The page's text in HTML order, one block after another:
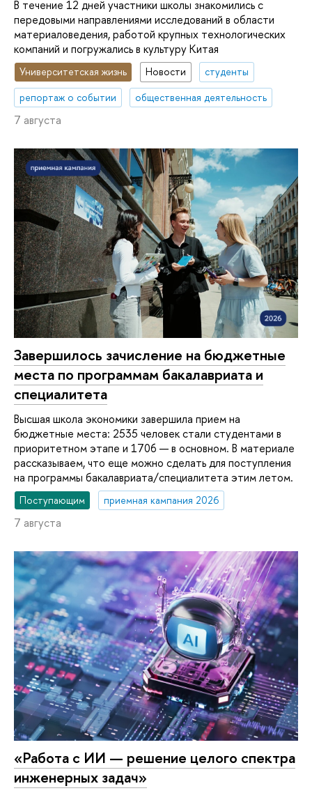
В течение 12 дней участники школы знакомились с
передовыми направлениями исследований в области
материаловедения, работой крупных технологических
компаний и погружались в культуру Китая
Университетская жизнь Новости
студенты
репортаж о событии
общественная деятельность
7 августа
Завершилось зачисление на бюджетные
места по программам бакалавриата и
специалитета
Высшая школа экономики завершила прием на
бюджетные места: 2535 человек стали студентами в
приоритетном этапе и 1706 — в основном. В материале
рассказываем, что еще можно сделать для поступления
на программы бакалавриата/специалитета этим летом.
Поступающим приемная кампания 2026
7 августа
«Работа с ИИ — решение целого спектра
инженерных задач»